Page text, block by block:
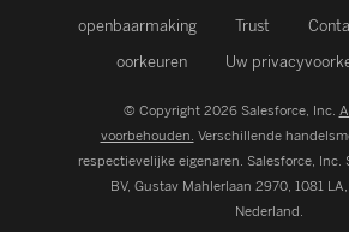
openbaarmaking
Trust
oorkeuren
Uw
© Copyright 2026 Salesforce, Inc.
voorbehouden. Verschillende
respectievelijke eigenaren. Salesforce, Inc.
BV, Gustav Mahlerlaan 2970, 1081
Nederland.